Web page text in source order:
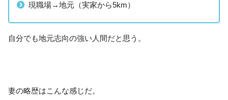
現職場→地元（実家から5km）
自分でも地元志向の強い人間だと思う。
妻の略歴はこんな感じだ。